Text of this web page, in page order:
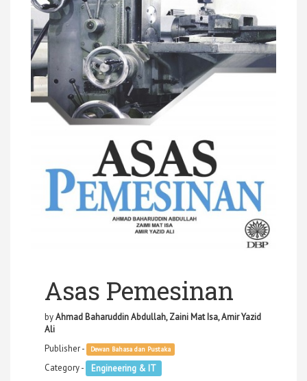
Asas Pemesinan
byAhmad Baharuddin Abdullah, Zaini Mat Isa, Amir Yazid
Ali
Publisher -
Dewan Bahasa dan Pustaka
Category - Engineering & IT